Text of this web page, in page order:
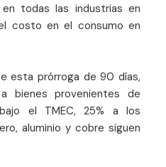
todas las industrias en
costo en el consumo en
esta prórroga de 90 días,
bienes provenientes de
el TMEC, 25% a los
aluminio y cobre siguen